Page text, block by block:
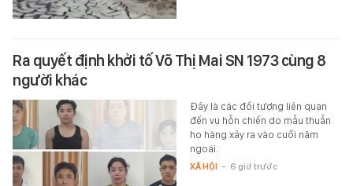
Ra quyết định khởi tố Võ Thị Mai SN 1973 cùng 8
người khác
Đây là các đối tượng liên quan
đến vụ hỗn chiến do mẫu thuẫn
họ hàng xảy ra vào cuối năm
ngoái.
XÃ HỘI - 6 giờ trước